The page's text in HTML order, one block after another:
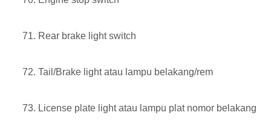
Rear brake light switch
Tail/Brake light atau lampu belakang/rem
License plate light atau lampu plat nomor belakang